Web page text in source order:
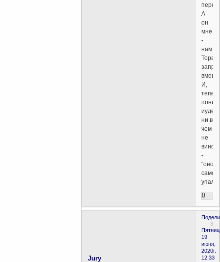
А
он
мне
-
нам
Тора
И,
иудеи
ни в
чем
не
-
"оно
само
0
3
19
июня,
2020г.
12:33
Jury